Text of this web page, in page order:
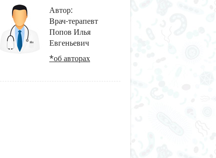
Автор:
Врач-терапевт
Попов Илья
Евгеньевич
*об авторах